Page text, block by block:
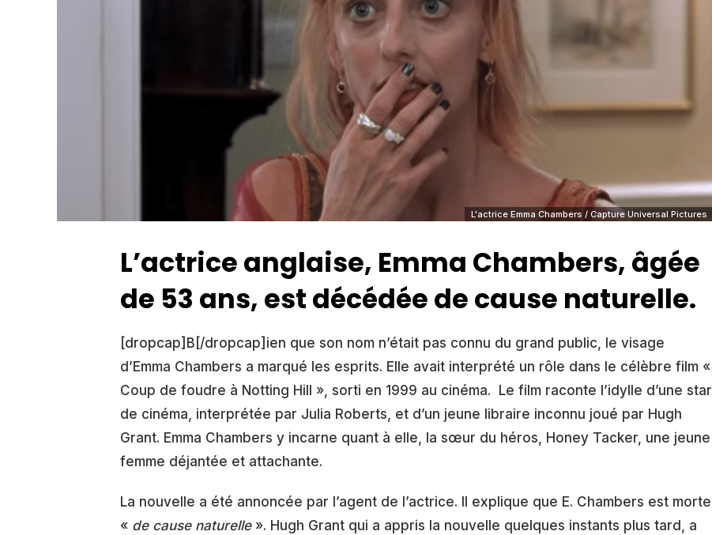
L'actrice Emma Chambers / Capture Universal Pictures
L’actrice anglaise, Emma Chambers, âgée
de 53 ans, est décédée de cause naturelle.
[dropcap]B[/dropcap]ien que son nom n’était pas connu du grand public, le visage
d’Emma Chambers a marqué les esprits. Elle avait interprété un rôle dans le célèbre film «
Coup de foudre à Notting Hill », sorti en 1999 au cinéma. Le film raconte l’idylle d’une star
de cinéma, interprétée par Julia Roberts, et d’un jeune libraire inconnu joué par Hugh
Grant. Emma Chambers y incarne quant à elle, la sœur du héros, Honey Tacker, une jeune
femme déjantée et attachante.
La nouvelle a été annoncée par l’agent de l’actrice. Il explique que E. Chambers est morte
« de cause naturelle». Hugh Grant qui a appris la nouvelle quelques instants plus tard, a